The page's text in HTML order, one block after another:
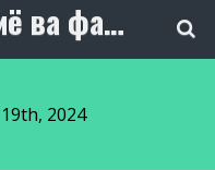
Ўзбекистон кимё ва фармацевтика саноати ходимлари касаба уюшмаси
2024